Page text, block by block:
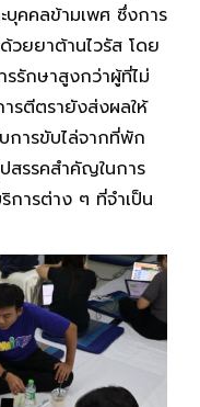
บุคคลข้ามเพศ ซึ่งการ
ยยาต้านไวรัส โดย
รักษาสูงกว่าผู้ที่ไม่
รตีตรายังส่งผลให้
การขับไล่จากที่พัก
สรรคสำคัญในการ
การต่าง ๆ ที่จำเป็น